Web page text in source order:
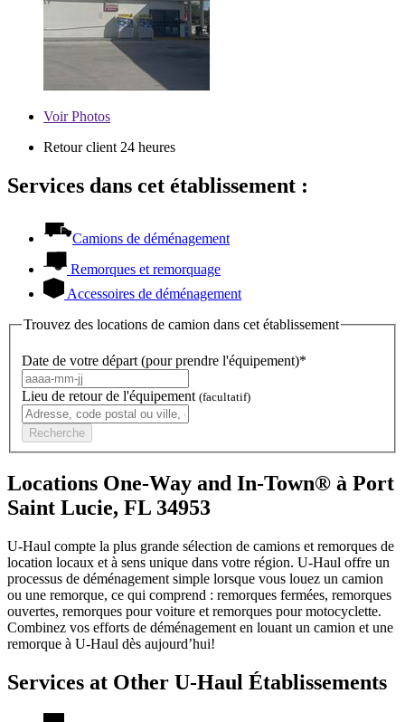
VoirPhotos
Retour client 24 heures
Services dans cet établissement :
Camions de déménagement
Remorques et remorquage
Accessoires de déménagement
Trouvez des locations de camion dans cet établissement
Date de votre départ (pour prendre l'équipement)*
Lieu de retour de l'équipement (facultatif)
Recherche
Locations One-Way and In-Town® à Port
Saint Lucie, FL 34953
U-Haul compte la plus grande sélection de camions et remorques de
location locaux et à sens unique dans votre région. U-Haul offre un
processus de déménagement simple lorsque vous louez un camion
ou une remorque, ce qui comprend : remorques fermées, remorques
ouvertes, remorques pour voiture et remorques pour motocyclette.
Combinez vos efforts de déménagement en louant un camion et une
remorque à U-Haul dès aujourd’hui!
Services at Other U-Haul Établissements